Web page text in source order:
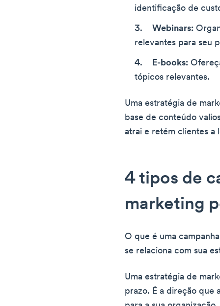
identificação de
Webinars:
relevantes para seu
E-books:
tópicos relevantes.
Uma estratégia de
base de conteúdo
atrai e retém clientes a
4 tipos de
marketing
O que é uma
se relaciona com sua
Uma estratégia de
prazo. É a direção que